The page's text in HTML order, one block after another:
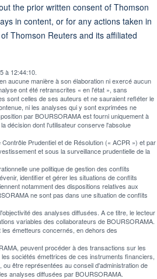
the prior written consent of Thomson
in content, or for any actions taken in
Thomson Reuters and its affiliated
à 12:44:10.
aucune manière à son élaboration ni exercé aucun
ont été retranscrites « en l'état », sans
sont celles de ses auteurs et ne sauraient refléter le
ni les analyses qui y sont exprimées ne
par BOURSORAMA est fourni uniquement à
décision dont l'utilisateur conserve l'absolue
Prudentiel et de Résolution (« ACPR ») et par
et sous la surveillance prudentielle de la
une politique de gestion des conflits
identifier et gérer les situations de conflits
notamment des dispositions relatives aux
ne sont pas dans une situation de conflits
des analyses diffusées. A ce titre, le lecteur
variables des collaborateurs de BOURSORAMA.
émetteurs concernés, en dehors des
peuvent procéder à des transactions sur les
sociétés émettrices de ces instruments financiers,
être représentées au conseil d'administration de
analyses diffusées par BOURSORAMA.